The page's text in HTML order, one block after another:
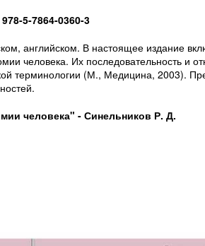
5-7864-0360-3
английском. В настоящее издание
человека. Их последовательность и
терминологии (М., Медицина, 2003).
человека" -Синельников Р. Д.